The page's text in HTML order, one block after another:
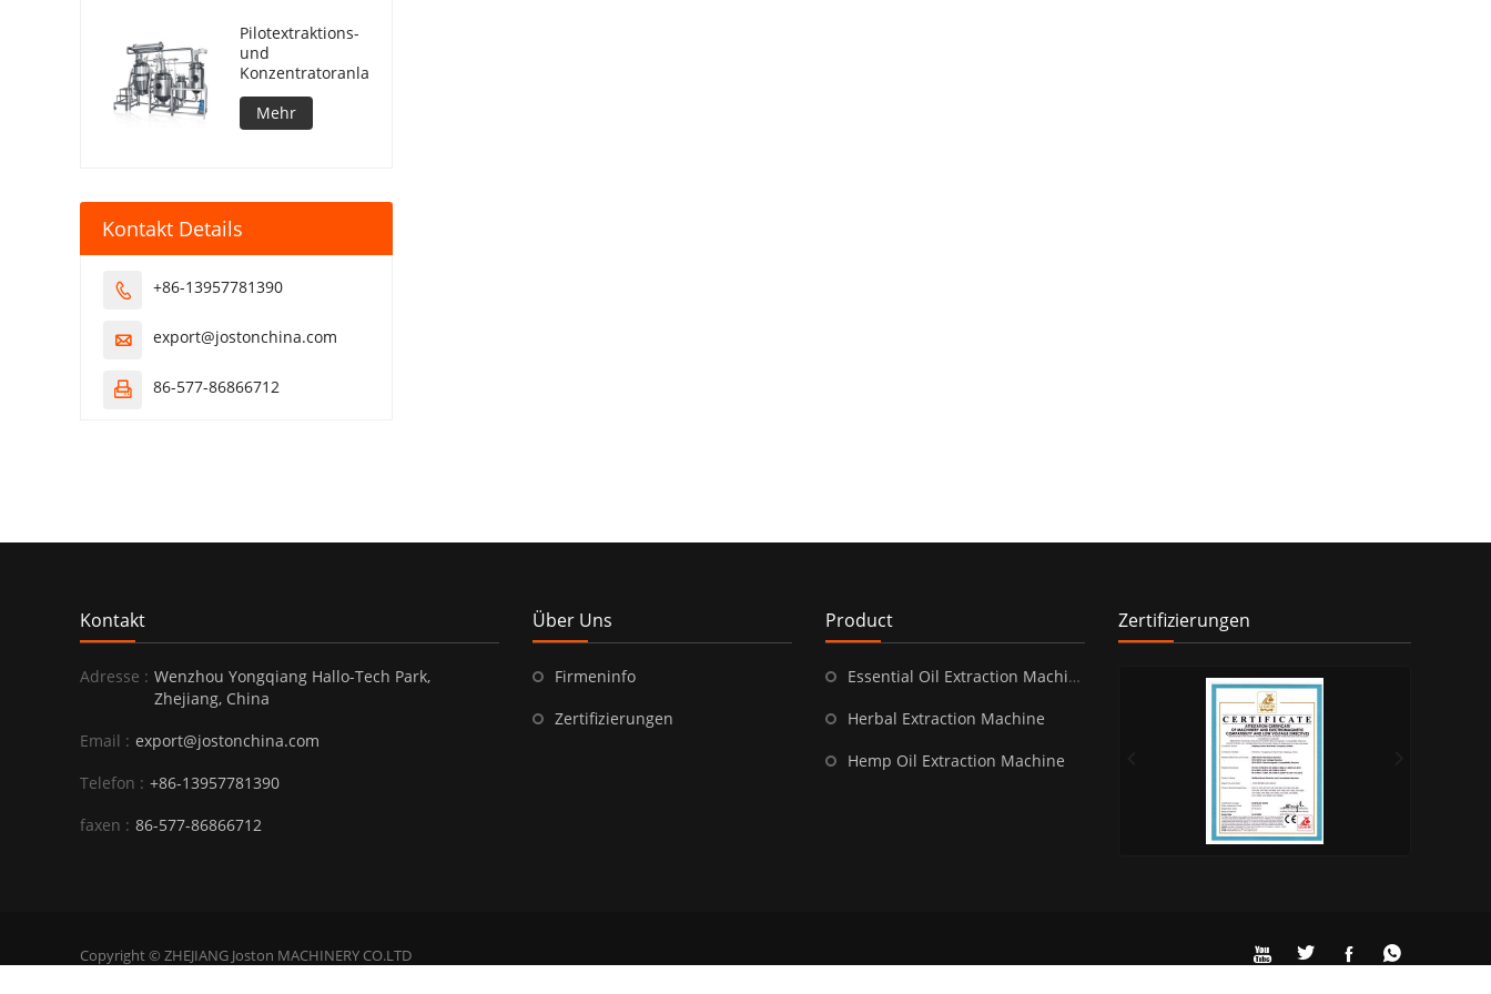
Pilotextraktions-
und
Konzentratoranlage
Mehr
Kontakt Details
 +86-13957781390
 export@jostonchina.com
 86-577-86866712
Kontakt
Adresse : Wenzhou Yongqiang Hallo-Tech Park,
Zhejiang, China
Email : export@jostonchina.com
Telefon : +86-13957781390
faxen : 86-577-86866712
Über Uns
Firmeninfo
Zertifizierungen
Product
Essential Oil Extraction Machine
Herbal Extraction Machine
Hemp Oil Extraction Machine
Zertifizierungen
   
Copyright © ZHEJIANG Joston MACHINERY CO.LTD